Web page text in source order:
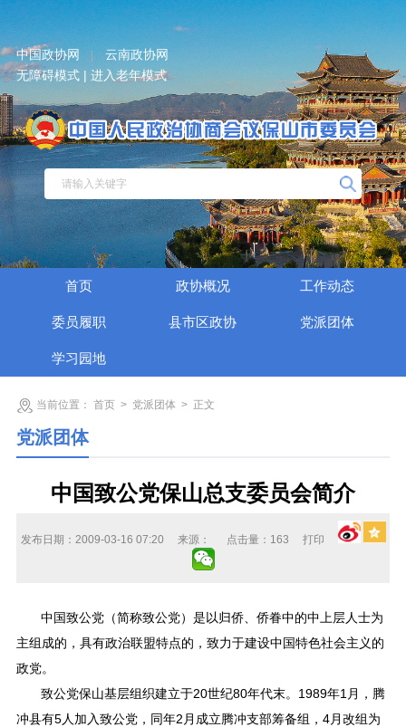
中国政协网
云南政协网
无障碍模式 |
进入老年模式
首页 政协概况 工作动态
委员履职 县市区政协 党派团体
学习园地
当前位置：首页 > 党派团体 > 正文
党派团体
中国致公党保山总支委员会简介
发布日期：2009-03-16 07:20 来源： 点击量： 163 打印
中国致公党（简称致公党）是以归侨、侨眷中的中上层人士为
主组成的，具有政治联盟特点的，致力于建设中国特色社会主义的
政党。
致公党保山基层组织建立于20世纪80年代末。1989年1月，腾
冲县有5人加入致公党，同年2月成立腾冲支部筹备组，4月改组为